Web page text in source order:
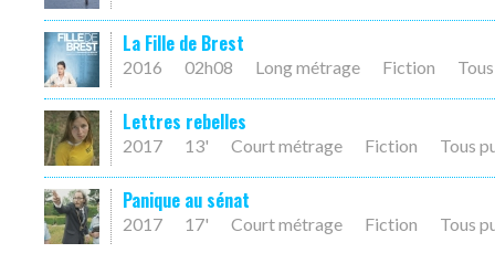
La Fille de Brest
2016 02h08 Long métrage Fiction
Lettres rebelles
2017 13' Court métrage Fiction Tous
Panique au sénat
2017 17' Court métrage Fiction Tous